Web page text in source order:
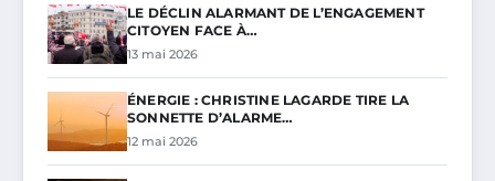
LE DÉCLIN ALARMANT DE L’ENGAGEMENT
CITOYEN FACE À…
13 mai 2026
ÉNERGIE : CHRISTINE LAGARDE TIRE LA
SONNETTE D’ALARME…
12 mai 2026